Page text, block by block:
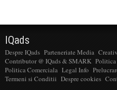
IQads
Despre IQads Parteneriate Media
Contributor @ IQads & SMARK
Politica Comerciala Legal Info
Termeni si Conditii Despre cookies